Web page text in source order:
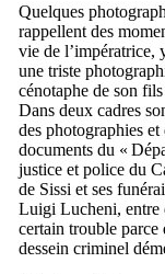
Quelques
rappellent des
vie de l’impératrice,
une triste
cénotaphe de son
Dans deux cadres
des photographies et
documents du «
justice et police du
de Sissi et ses
Luigi Lucheni, entre
certain trouble parce
dessein criminel